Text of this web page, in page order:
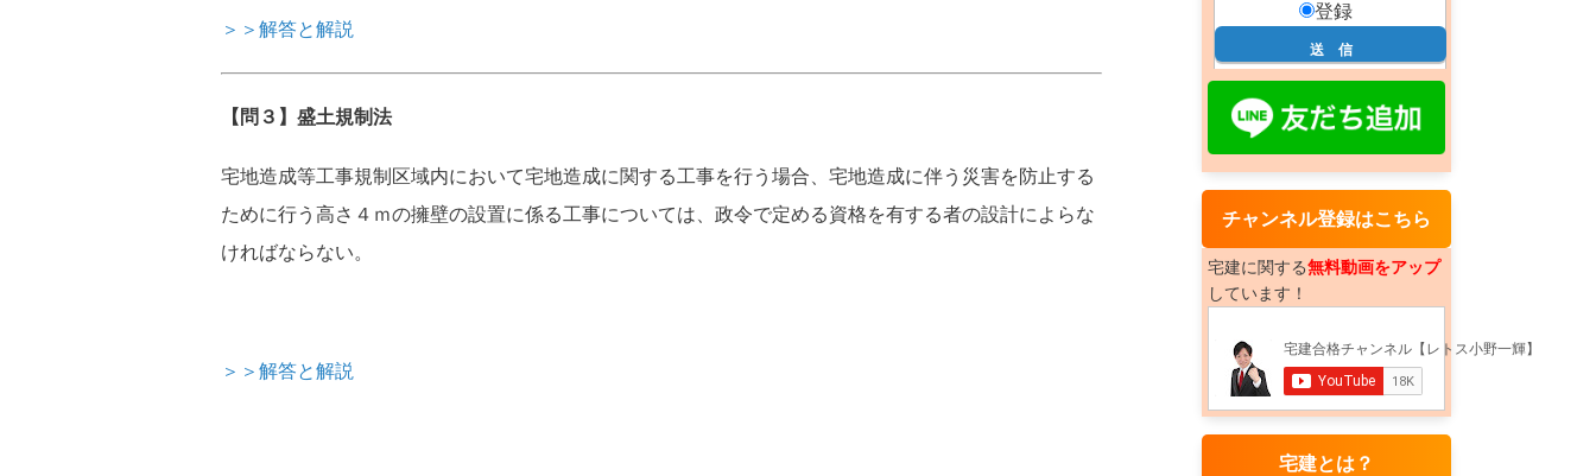
＞＞解答と解説
【問３】盛土規制法
宅地造成等工事規制区域内において宅地造成に関する工事を行う場合、宅地造成に伴う災害を防止する
ために行う高さ４ｍの擁壁の設置に係る工事については、政令で定める資格を有する者の設計によらな
ければならない。
＞＞解答と解説
登録
チャンネル登録はこちら
宅建に関する無料動画をアップ
しています！
宅建とは？